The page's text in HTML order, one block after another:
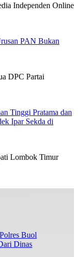
Independen Online
PAN Bukan
DPC Partai
Tinggi Pratama dan
Ipar Sekda di
Lombok Timur